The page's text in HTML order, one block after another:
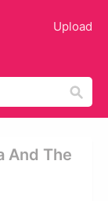
Upload
And The